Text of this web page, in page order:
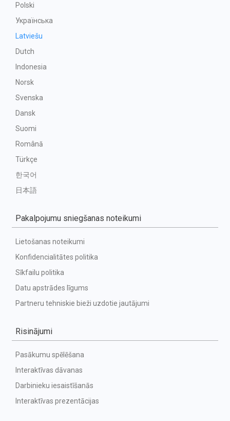
Polski
Українська
Latviešu
Dutch
Indonesia
Norsk
Svenska
Dansk
Suomi
Română
Türkçe
한국어
日本語
Pakalpojumu sniegšanas noteikumi
Lietošanas noteikumi
Konfidencialitātes politika
Sīkfailu politika
Datu apstrādes līgums
Partneru tehniskie bieži uzdotie jautājumi
Risinājumi
Pasākumu spēlēšana
Interaktīvas dāvanas
Darbinieku iesaistīšanās
Interaktīvas prezentācijas